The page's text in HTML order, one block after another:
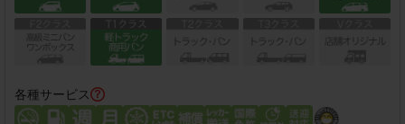
各種サービス